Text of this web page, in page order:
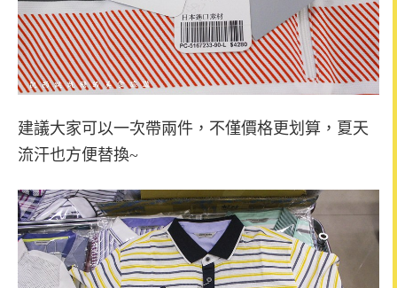
建議大家可以一次帶兩件，不僅價格更划算，夏天
流汗也方便替換~